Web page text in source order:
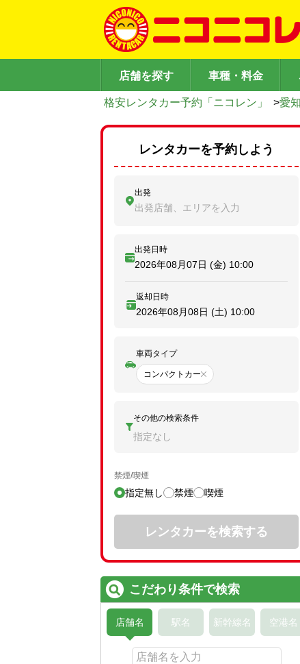
店舗を探す 車種・料金
格安レンタカー予約「ニコレン」 >愛
レンタカーを予約しよう
出発
出発店舗、エリアを入力
出発日時
2026年08月07日 (金) 10:00
返却日時
2026年08月08日 (土) 10:00
車両タイプ
コンパクトカー
その他の検索条件
指定なし
禁煙/喫煙
指定無し 禁煙 喫煙
レンタカーを検索する
こだわり条件で検索
店舗名 駅名 新幹線名 空港名